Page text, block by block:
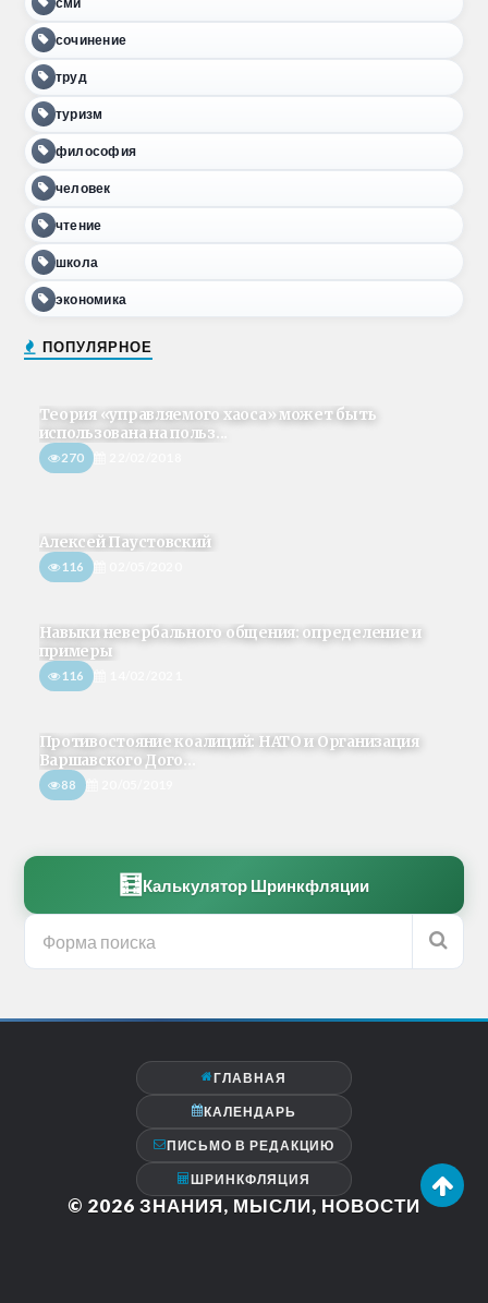
сочинение
труд
туризм
философия
человек
чтение
школа
экономика
ПОПУЛЯРНОЕ
Теория «управляемого хаоса» может быть
использована на польз...
270
Алексей Паустовский
116
Навыки невербального общения: определение и
примеры
116
Противостояние коалиций: НАТО и Организация
Варшавского Дого...
88
🧮 Калькулятор Шринкфляции
ГЛАВНАЯ
КАЛЕНДАРЬ
ПИСЬМО В РЕДАКЦИЮ
ШРИНКФЛЯЦИЯ
© 2026 ЗНАНИЯ, МЫСЛИ, НОВОСТИ